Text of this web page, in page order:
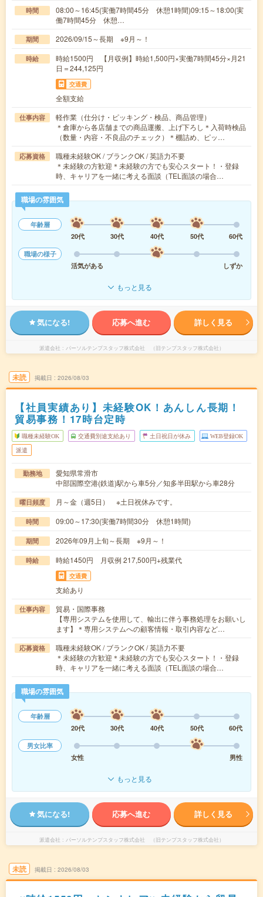
時間
08:00～16:45(実働7時間45分 休憩1時間)09:15～18:00(実
働7時間45分 休憩…
期間 2026/09/15～長期 ※9月～！
時給
時給1500円 【月収例】時給1,500円×実働7時間45分×月21
日＝244,125円
交通費
全額支給
仕事内容
軽作業（仕分け・ピッキング・検品、商品管理）
＊倉庫から各店舗までの商品運搬、上げ下ろし＊入荷時検品
（数量・内容・不良品のチェック）＊棚詰め、ピッ…
応募資格
職種未経験OK / ブランクOK / 英語力不要
＊未経験の方歓迎＊未経験の方でも安心スタート！・登録
時、キャリアを一緒に考える面談（TEL面談の場合…
職場の雰囲気
年齢層
20代
30代 40代 50代
60代
職場の様子
活気がある
しずか
もっと見る
気になる! 応募へ進む 詳しく見る
派遣会社 パーソルテンプスタッフ株式会社 （旧テンプスタッフ株式会社）
未読 掲載日 2026/08/03
【社員実績あり】未経験OK！あんしん長期！
貿易事務！17時台定時
職種未経験OK 交通費別途支給あり 土日祝日が休み WEB登録OK
派遣
勤務地
愛知県常滑市
中部国際空港(鉄道)駅から車5分／知多半田駅から車28分
曜日頻度 月～金（週5日） ※土日祝休みです。
時間 09:00～17:30(実働7時間30分 休憩1時間)
期間 2026年09月上旬～長期 ※9月～！
時給 時給1450円 月収例 217,500円+残業代
交通費
支給あり
仕事内容
貿易・国際事務
【専用システムを使用して、輸出に伴う事務処理をお願いし
ます】＊専用システムへの顧客情報・取引内容など…
応募資格
職種未経験OK / ブランクOK / 英語力不要
＊未経験の方歓迎＊未経験の方でも安心スタート！・登録
時、キャリアを一緒に考える面談（TEL面談の場合…
職場の雰囲気
年齢層
20代
30代 40代 50代
60代
男女比率
女性
男性
もっと見る
気になる! 応募へ進む 詳しく見る
派遣会社 パーソルテンプスタッフ株式会社 （旧テンプスタッフ株式会社）
未読 掲載日 2026/08/03